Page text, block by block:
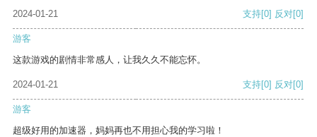
2024-01-21
支持[0] 反对[0]
游客
这款游戏的剧情非常感人，让我久久不能忘怀。
2024-01-21 支持[0] 反对[0]
游客
超级好用的加速器，妈妈再也不用担心我的学习啦！